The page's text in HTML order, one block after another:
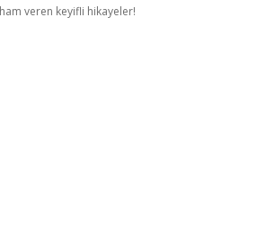
veren keyifli hikayeler!